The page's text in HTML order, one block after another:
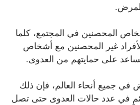
المحصنين في المجتمع، كلما
غير المحصنين مع أشخاص
على حمايتهم من العدوى.
في جميع أنحاء العالم، فإن ذلك
في عدد حالات العدوى حتى تصل